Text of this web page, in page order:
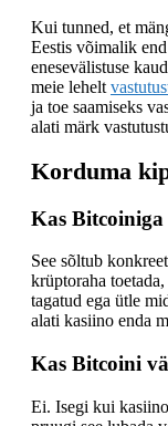
Kui tunned, et
Eestis võimalik
enesevälistuse
meie lehelt
ja toe saamiseks
alati märk
Korduma
Kas Bitcoiniga
See sõltub
krüptoraha
tagatud ega ütle
alati kasiino enda
Kas Bitcoini
Ei. Isegi kui